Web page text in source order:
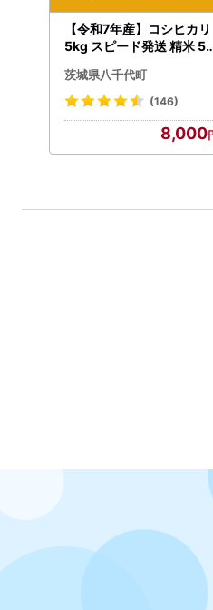
【令和7年産】コシヒカリ
5kg スピード発送 精米 5k
町
茨城県八千代町
(146)
8,000